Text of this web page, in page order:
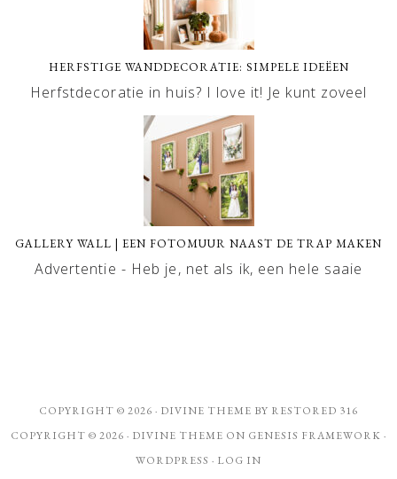
HERFSTIGE WANDDECORATIE: SIMPELE IDEËEN
Herfstdecoratie in huis? I love it! Je kunt zoveel
GALLERY WALL | EEN FOTOMUUR NAAST DE TRAP MAKEN
Advertentie - Heb je, net als ik, een hele saaie
COPYRIGHT © 2026 · DIVINE THEME BY RESTORED 316
COPYRIGHT © 2026 · DIVINE THEME ON GENESIS FRAMEWORK ·
WORDPRESS · LOG IN